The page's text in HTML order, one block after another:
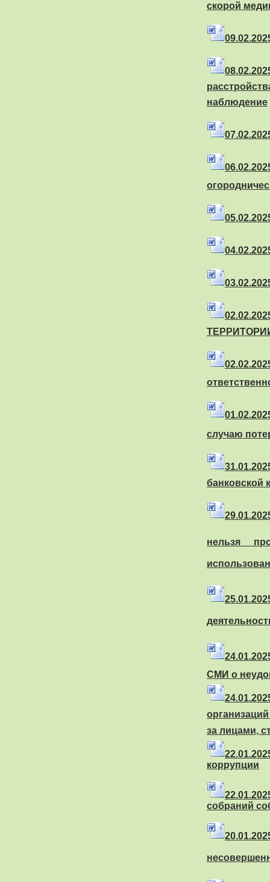
скорой
наблюдение
случаю
31.01
банковской
29.01
нельзя
25.01
24.01
СМИ о
24.01
за лицами,
22.01
коррупции
22.01
собраний
20.01